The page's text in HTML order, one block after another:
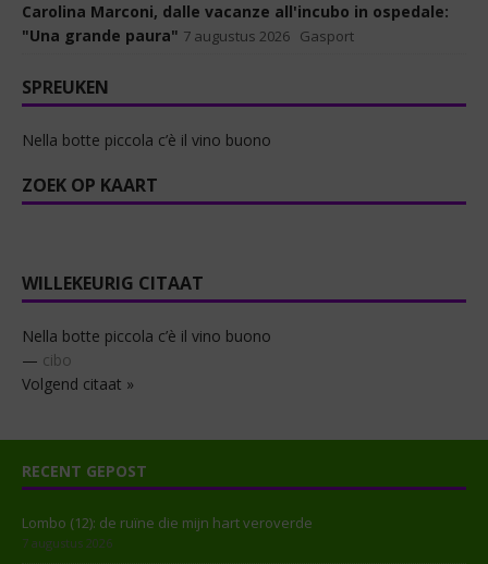
Carolina Marconi, dalle vacanze all'incubo in ospedale:
"Una grande paura" 7 augustus 2026 Gasport
SPREUKEN
Nella botte piccola c’è il vino buono
ZOEK OP KAART
WILLEKEURIG CITAAT
Nella botte piccola c’è il vino buono
— cibo
Volgend citaat »
RECENT GEPOST
Lombo (12): de ruïne die mijn hart veroverde
7 augustus 2026